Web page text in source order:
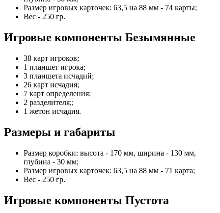
Размер игровых карточек: 63,5 на 88 мм - 74 карты;
Вес - 250 гр.
Игровые компоненты Безымянные
38 карт игроков;
1 планшет игрока;
3 планшета исчадий;
26 карт исчадия;
7 карт определения;
2 разделителя;;
1 жетон исчадия.
Размеры и габариты
Размер коробки: высота - 170 мм, ширина - 130 мм,
глубина - 30 мм;
Размер игровых карточек: 63,5 на 88 мм - 71 карта;
Вес - 250 гр.
Игровые компоненты Пустота